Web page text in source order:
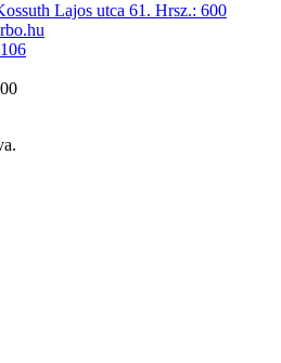
Lajos utca 61. Hrsz.: 600